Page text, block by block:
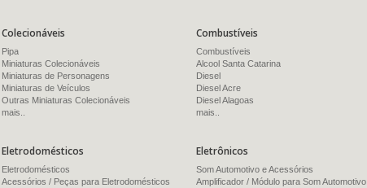
Colecionáveis
Pipa
Miniaturas Colecionáveis
Miniaturas de Personagens
Miniaturas de Veículos
Outras Miniaturas Colecionáveis
mais..
Combustíveis
Combustíveis
Alcool Santa Catarina
Diesel
Diesel Acre
Diesel Alagoas
mais..
Eletrodomésticos
Eletrodomésticos
Acessórios / Peças para Eletrodomésticos
Eletrônicos
Som Automotivo e Acessórios
Amplificador / Módulo para Som Automotivo